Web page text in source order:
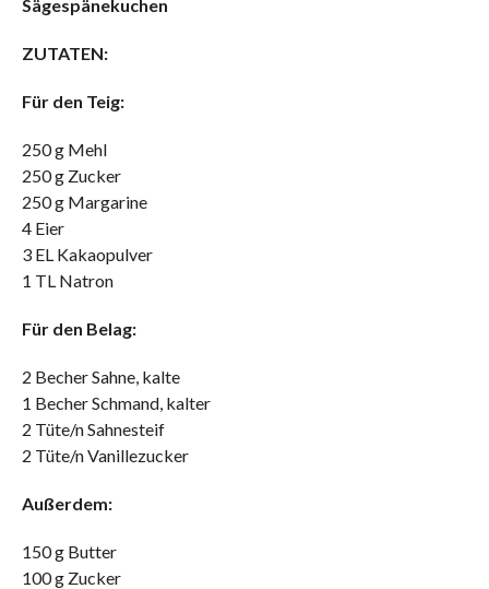
Sägespänekuchen
ZUTATEN:
Für den Teig:
250 g Mehl
250 g Zucker
250 g Margarine
4 Eier
3 EL Kakaopulver
1 TL Natron
Für den Belag:
2 Becher Sahne, kalte
1 Becher Schmand, kalter
2 Tüte/n Sahnesteif
2 Tüte/n Vanillezucker
Außerdem:
150 g Butter
100 g Zucker